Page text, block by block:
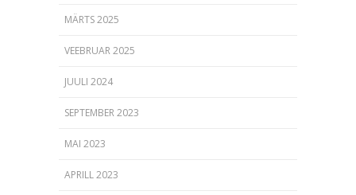
MÄRTS 2025
VEEBRUAR 2025
JUULI 2024
SEPTEMBER 2023
MAI 2023
APRILL 2023